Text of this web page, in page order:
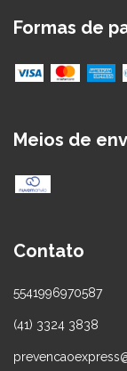
Formas de
Meios de
Contato
5541996970587
(41) 3324 3838